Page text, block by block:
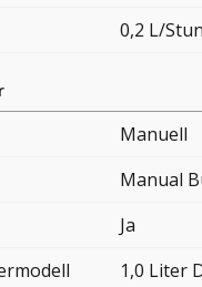
0,2 L/
Manuell
Manual
Ja
1,0 Liter